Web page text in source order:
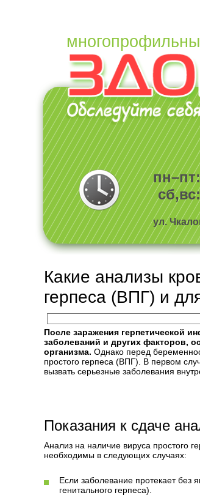
ул.
Какие анализы
герпеса (ВПГ) и
После заражения герпетической
заболеваний и других факторов,
организма. Однако перед
простого герпеса (ВПГ). В первом
вызвать серьезные заболевания
Показания к сдаче
Анализ на наличие вируса простого
необходимы в следующих случаях:
Если заболевание протекает без
генитального герпеса).